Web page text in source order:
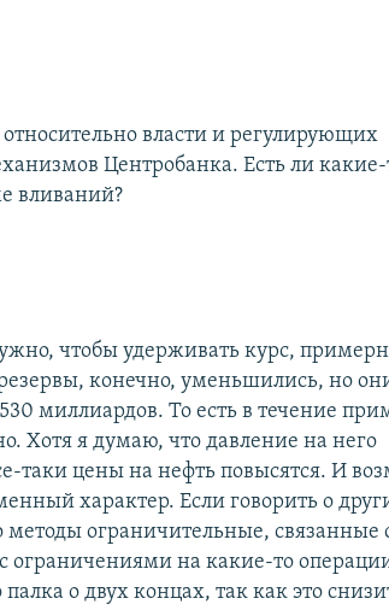
относительно власти и регулирующих
Центробанка. Есть ли
вливаний?
чтобы удерживать курс,
конечно, уменьшились, но
миллиардов. То есть в течение
Хотя я думаю, что давление на него
таки цены на нефть повысятся. И
характер. Если говорить о
методы ограничительные, связанные
ограничениями на какие-то
о двух концах, так как это